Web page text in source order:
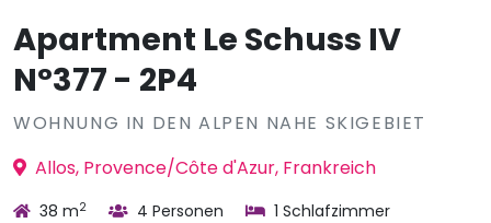
Apartment Le Schuss IV
N°377 - 2P4
WOHNUNG IN DEN ALPEN NAHE SKIGEBIET
Allos, Provence/Côte d'Azur, Frankreich
38 m2 4 Personen
1 Schlafzimmer